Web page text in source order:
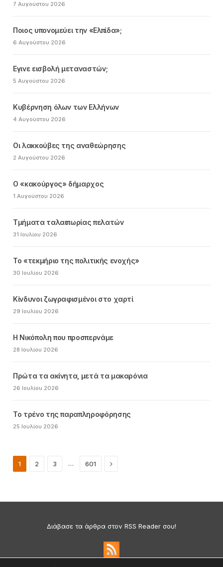
7 Αυγούστου 2026
Ποιος υπονομεύει την «Ελπίδα»;
6 Αυγούστου 2026
Εγινε εισβολή μεταναστών;
5 Αυγούστου 2026
Κυβέρνηση όλων των Ελλήνων
4 Αυγούστου 2026
Οι λακκούβες της αναθεώρησης
2 Αυγούστου 2026
Ο «κακούργος» δήμαρχος
1 Αυγούστου 2026
Τμήματα ταλαιπωρίας πελατών
31 Ιουλίου 2026
Το «τεκμήριο της πολιτικής ενοχής»
30 Ιουλίου 2026
Κίνδυνοι ζωγραφισμένοι στο χαρτί
29 Ιουλίου 2026
Η Νικόπολη που προσπερνάμε
28 Ιουλίου 2026
Πρώτα τα ακίνητα, μετά τα μακαρόνια
26 Ιουλίου 2026
Το τρένο της παραπληροφόρησης
25 Ιουλίου 2026
1 2 3 … 601 Next
Διάβασε τα άρθρα στον RSS Reader σου!